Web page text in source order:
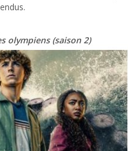
olympiens (saison 2)